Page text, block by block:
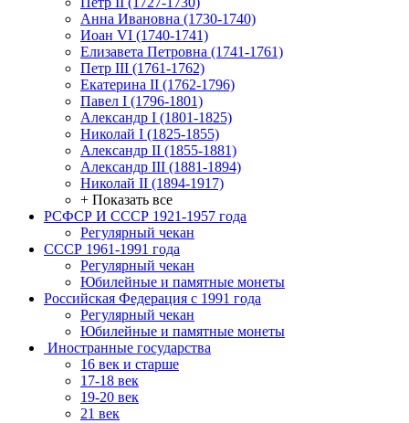
Анна Ивановна (1730-1740)
Иоан VI (1740-1741)
Елизавета Петровна (1741-1761)
Петр III (1761-1762)
Екатерина II (1762-1796)
Павел I (1796-1801)
Александр I (1801-1825)
Николай I (1825-1855)
Александр II (1855-1881)
Александр III (1881-1894)
Николай II (1894-1917)
+ Показать все
РСФСР И СССР 1921-1957 года
Регулярный чекан
СССР 1961-1991 года
Регулярный чекан
Юбилейные и памятные монеты
Российская Федерация с 1991 года
Регулярный чекан
Юбилейные и памятные монеты
Иностранные государства
16 век и старше
17-18 век
19-20 век
21 век